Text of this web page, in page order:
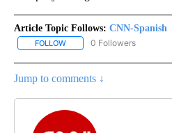
Article Topic Follows: CNN-Spanish
FOLLOW FOLLOW "CNN-SPANISH"
0 Followers
Jump to comments ↓